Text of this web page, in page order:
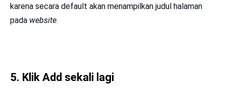
karena secara default akan menampilkan judul halaman
pada website.
5. Klik Add sekali lagi